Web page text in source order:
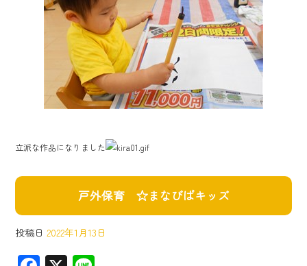
立派な作品になりました
戸外保育 ☆まなびばキッズ
投稿日 2022年1月13日